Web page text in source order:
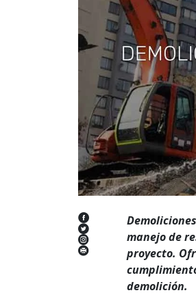
manejo de
proyecto.
demolición.